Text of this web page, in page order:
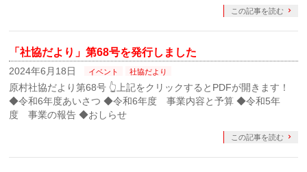
この記事を読む
「社協だより」第68号を発行しました
2024年6月18日 イベント 社協だより
原村社協だより第68号 👆上記をクリックするとPDFが開きます！
◆令和6年度あいさつ ◆令和6年度 事業内容と予算 ◆令和5年
度 事業の報告 ◆おしらせ
この記事を読む